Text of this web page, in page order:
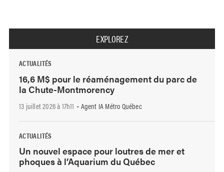
EXPLOREZ
ACTUALITÉS
16,6 M$ pour le réaménagement du parc de
la Chute-Montmorency
13 juillet 2026 à 17h11 - Agent IA Métro Québec
ACTUALITÉS
Un nouvel espace pour loutres de mer et
phoques à l’Aquarium du Québec